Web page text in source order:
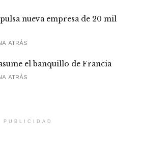
nueva empresa de 20 mil
ATRÁS
el banquillo de Francia
ATRÁS
PUBLICIDAD